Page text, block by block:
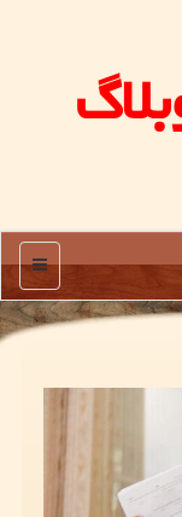
منو